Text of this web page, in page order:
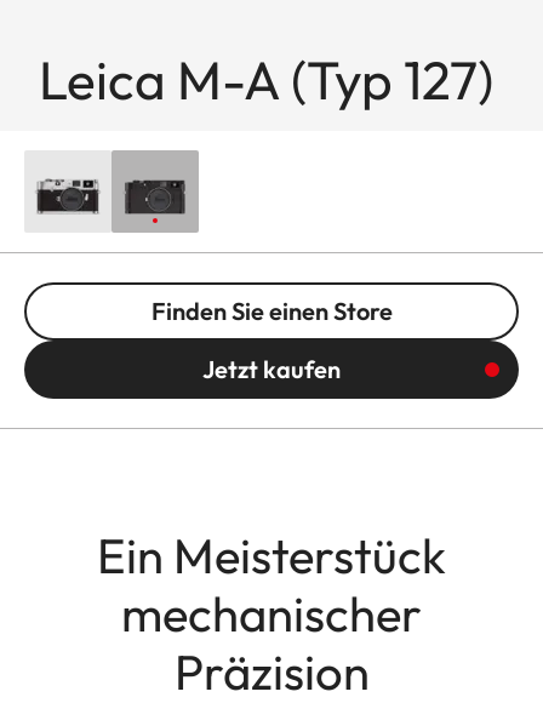
Leica M-A (Typ 127)
Finden Sie einen Store
Jetzt kaufen
Ein Meisterstück
mechanischer
Präzision